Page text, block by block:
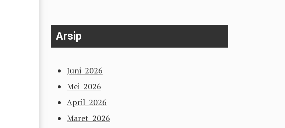
Arsip
Juni 2026
Mei 2026
April 2026
Maret 2026